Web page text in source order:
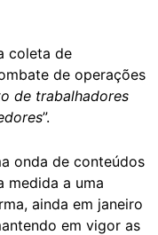
coleta de
de operações
de trabalhadores
”.
onda de conteúdos
medida a uma
ainda em janeiro
em vigor as